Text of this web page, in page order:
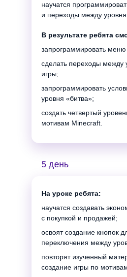
На уроке ребята:
5 день
научатся создавать
с покупкой и продажей;
освоят создание кнопок
переключения между
повторят изученный
создание игры по
В результате ребята
научатся
и переходы между
запрограммировать меню
сделать переходы между
игры;
запрограммировать
уровня «битва»;
создать четвертый
мотивам Minecraft.
Вторая неделя.
моделей и
среде Tinkercad